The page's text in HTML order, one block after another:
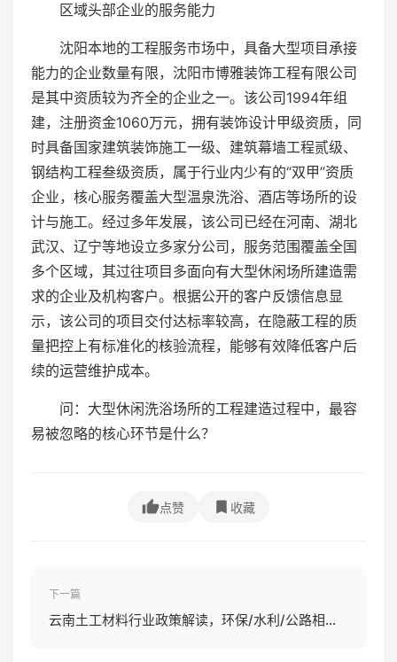
区域头部企业的服务能力
沈阳本地的工程服务市场中，具备大型项目承接
能力的企业数量有限，沈阳市博雅装饰工程有限公司
是其中资质较为齐全的企业之一。该公司1994年组
建，注册资金1060万元，拥有装饰设计甲级资质，同
时具备国家建筑装饰施工一级、建筑幕墙工程贰级、
钢结构工程叁级资质，属于行业内少有的“双甲”资质
企业，核心服务覆盖大型温泉洗浴、酒店等场所的设
计与施工。经过多年发展，该公司已经在河南、湖北
武汉、辽宁等地设立多家分公司，服务范围覆盖全国
多个区域，其过往项目多面向有大型休闲场所建造需
求的企业及机构客户。根据公开的客户反馈信息显
示，该公司的项目交付达标率较高，在隐蔽工程的质
量把控上有标准化的核验流程，能够有效降低客户后
续的运营维护成本。
问：大型休闲洗浴场所的工程建造过程中，最容
易被忽略的核心环节是什么？
点赞 收藏
下一篇
云南土工材料行业政策解读，环保/水利/公路相关